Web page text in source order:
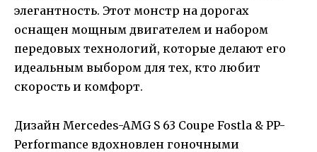
элегантность. Этот монстр на дорогах
оснащен мощным двигателем и набором
передовых технологий, которые делают его
идеальным выбором для тех, кто любит
скорость и комфорт.
Дизайн Mercedes-AMG S 63 Coupe Fostla & PP-
Performance вдохновлен гоночными